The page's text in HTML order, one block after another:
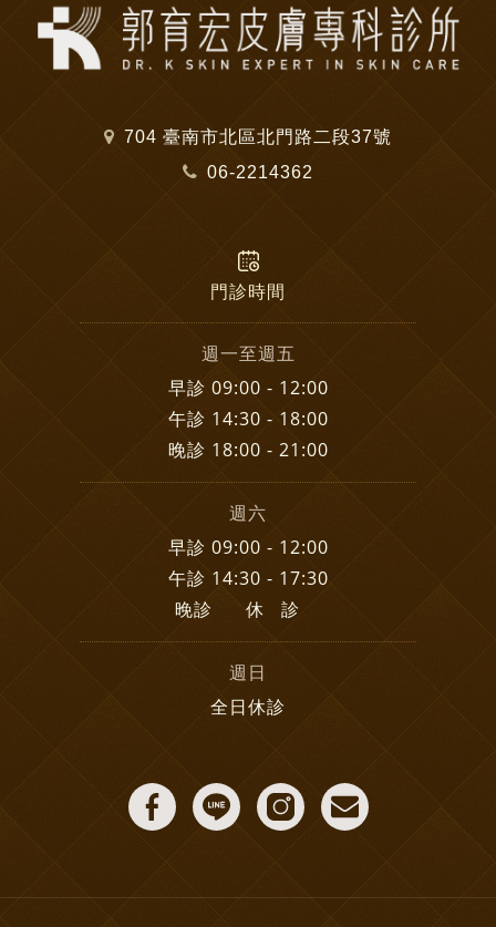
704 臺南市北區北門路二段37號
06-2214362
門診時間
週一至週五
早診 09:00 - 12:00
午診 14:30 - 18:00
晚診 18:00 - 21:00
週六
早診 09:00 - 12:00
午診 14:30 - 17:30
晚診 休 診
週日
全日休診